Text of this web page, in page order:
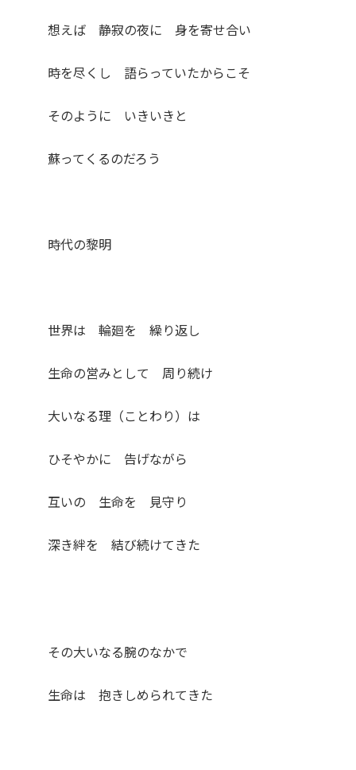
想えば 静寂の夜に 身を寄せ合い
時を尽くし 語らっていたからこそ
そのように いきいきと
蘇ってくるのだろう
時代の黎明
世界は 輪廻を 繰り返し
生命の営みとして 周り続け
大いなる理（ことわり）は
ひそやかに 告げながら
互いの 生命を 見守り
深き絆を 結び続けてきた
その大いなる腕のなかで
生命は 抱きしめられてきた